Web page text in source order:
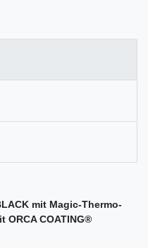
mit Magic-Thermo-
ORCA COATING®